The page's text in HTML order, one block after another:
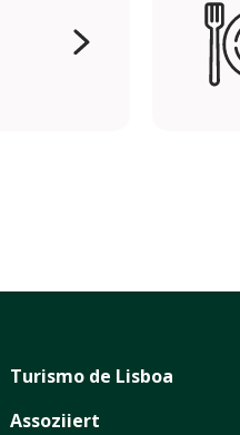
Turismo de Lisboa
Assoziiert